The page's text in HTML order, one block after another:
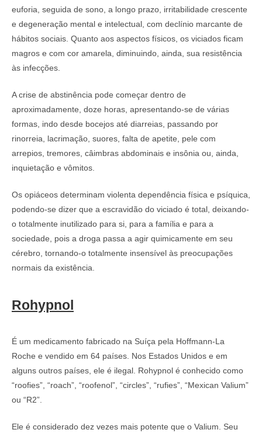
euforia, seguida de sono, a longo prazo, irritabilidade crescente
e degeneração mental e intelectual, com declínio marcante de
hábitos sociais. Quanto aos aspectos físicos, os viciados ficam
magros e com cor amarela, diminuindo, ainda, sua resistência
às infecções.
A crise de abstinência pode começar dentro de
aproximadamente, doze horas, apresentando-se de várias
formas, indo desde bocejos até diarreias, passando por
rinorreia, lacrimação, suores, falta de apetite, pele com
arrepios, tremores, câimbras abdominais e insônia ou, ainda,
inquietação e vômitos.
Os opiáceos determinam violenta dependência física e psíquica,
podendo-se dizer que a escravidão do viciado é total, deixando-
o totalmente inutilizado para si, para a família e para a
sociedade, pois a droga passa a agir quimicamente em seu
cérebro, tornando-o totalmente insensível às preocupações
normais da existência.
Rohypnol
É um medicamento fabricado na Suíça pela Hoffmann-La
Roche e vendido em 64 países. Nos Estados Unidos e em
alguns outros países, ele é ilegal. Rohypnol é conhecido como
“roofies”, “roach”, “roofenol”, “circles”, “rufies”, “Mexican Valium”
ou “R2”.
Ele é considerado dez vezes mais potente que o Valium. Seu